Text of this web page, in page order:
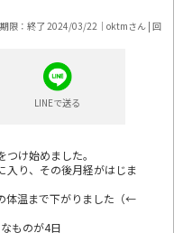
期限：終了 2024/03/22｜oktmさん | 回
LINEで送る
け始めました。
入り、その後月経がはじま
体温まで下がりました（←
ものが4日